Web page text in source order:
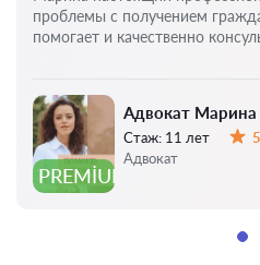
PREMIUM
Адвокат
Стаж: 11 лет
5
Адвокат
проблемы с получением
помогает и качественно